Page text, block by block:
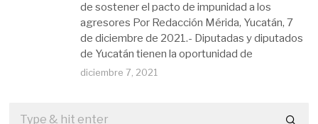
de sostener el pacto de impunidad a los
agresores Por Redacción Mérida, Yucatán, 7
de diciembre de 2021.- Diputadas y diputados
de Yucatán tienen la oportunidad de
diciembre 7, 2021